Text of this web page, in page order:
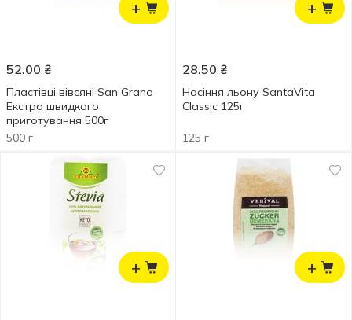
+
52.00 ₴
Пластівці вівсяні San Grano
Екстра швидкого
приготування 500г
500 г
+
28.50 ₴
Насіння льону SantaVita
Classic 125г
125 г
+ +